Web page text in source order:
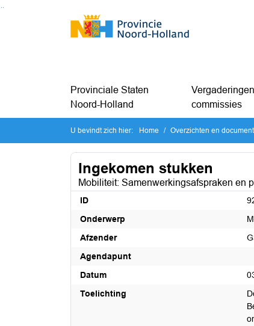
Ga naar de inhoud van deze pagina
Ga naar het zoeken
Provinciale Staten
Noord-Holland
commissies
U bevindt zich hier: Home Overzichten en
Ingekomen stukken
Mobiliteit: Samenwerkingsafspraken en
ID
Onderwerp
Afzender
Agendapunt
Datum
Toelichting